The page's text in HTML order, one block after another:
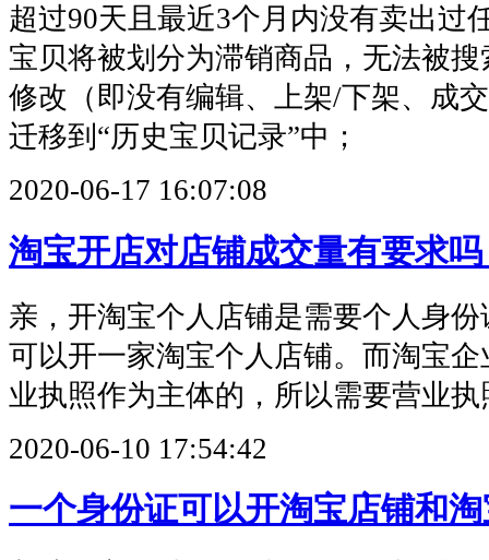
超过90天且最近3个月内没有卖出过
宝贝将被划分为滞销商品，无法被
修改（即没有编辑、上架/下架、成
迁移到“历史宝贝记录”中；
2020-06-17 16:07:08
淘宝开店对店铺成交量有要求
亲，开淘宝个人店铺是需要个人身
可以开一家淘宝个人店铺。而淘宝
业执照作为主体的，所以需要营业执
2020-06-10 17:54:42
一个身份证可以开淘宝店铺和